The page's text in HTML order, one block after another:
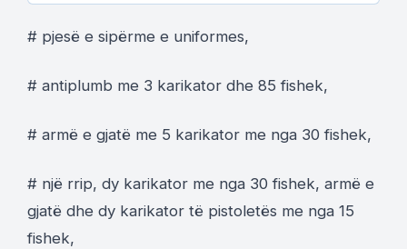
# pjesë e sipërme e uniformes,
# antiplumb me 3 karikator dhe 85 fishek,
# armë e gjatë me 5 karikator me nga 30 fishek,
# një rrip, dy karikator me nga 30 fishek, armë e
gjatë dhe dy karikator të pistoletës me nga 15
fishek,